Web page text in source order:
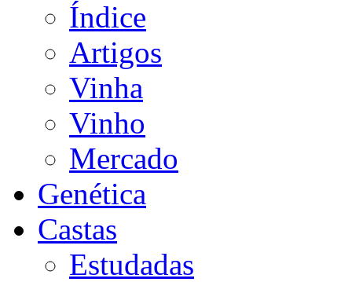
Índice
Artigos
Vinha
Vinho
Mercado
Genética
Castas
Estudadas